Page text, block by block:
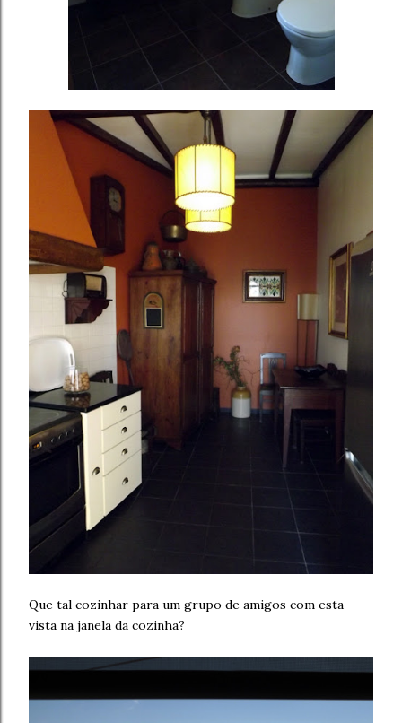
Que tal cozinhar para um grupo de amigos com esta
vista na janela da cozinha?